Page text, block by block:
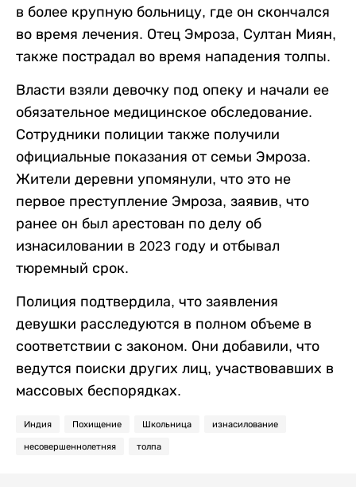
в более крупную больницу, где он скончался
во время лечения. Отец Эмроза, Султан Миян,
также пострадал во время нападения толпы.
Власти взяли девочку под опеку и начали ее
обязательное медицинское обследование.
Сотрудники полиции также получили
официальные показания от семьи Эмроза.
Жители деревни упомянули, что это не
первое преступление Эмроза, заявив, что
ранее он был арестован по делу об
изнасиловании в 2023 году и отбывал
тюремный срок.
Полиция подтвердила, что заявления
девушки расследуются в полном объеме в
соответствии с законом. Они добавили, что
ведутся поиски других лиц, участвовавших в
массовых беспорядках.
Индия Похищение Школьница изнасилование
несовершеннолетняя толпа